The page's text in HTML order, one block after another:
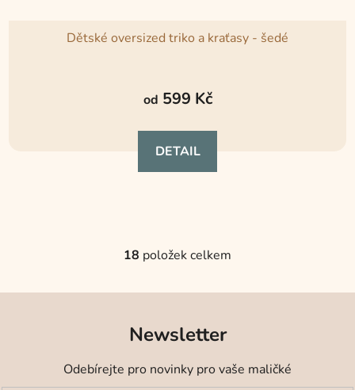
Dětské oversized triko a kraťasy - šedé
hodnocení
je
5,0
z
od 599 Kč
DETAIL
O
l
d
c
í
18 položek celkem
Newsletter
Odebírejte pro novinky pro vaše maličké